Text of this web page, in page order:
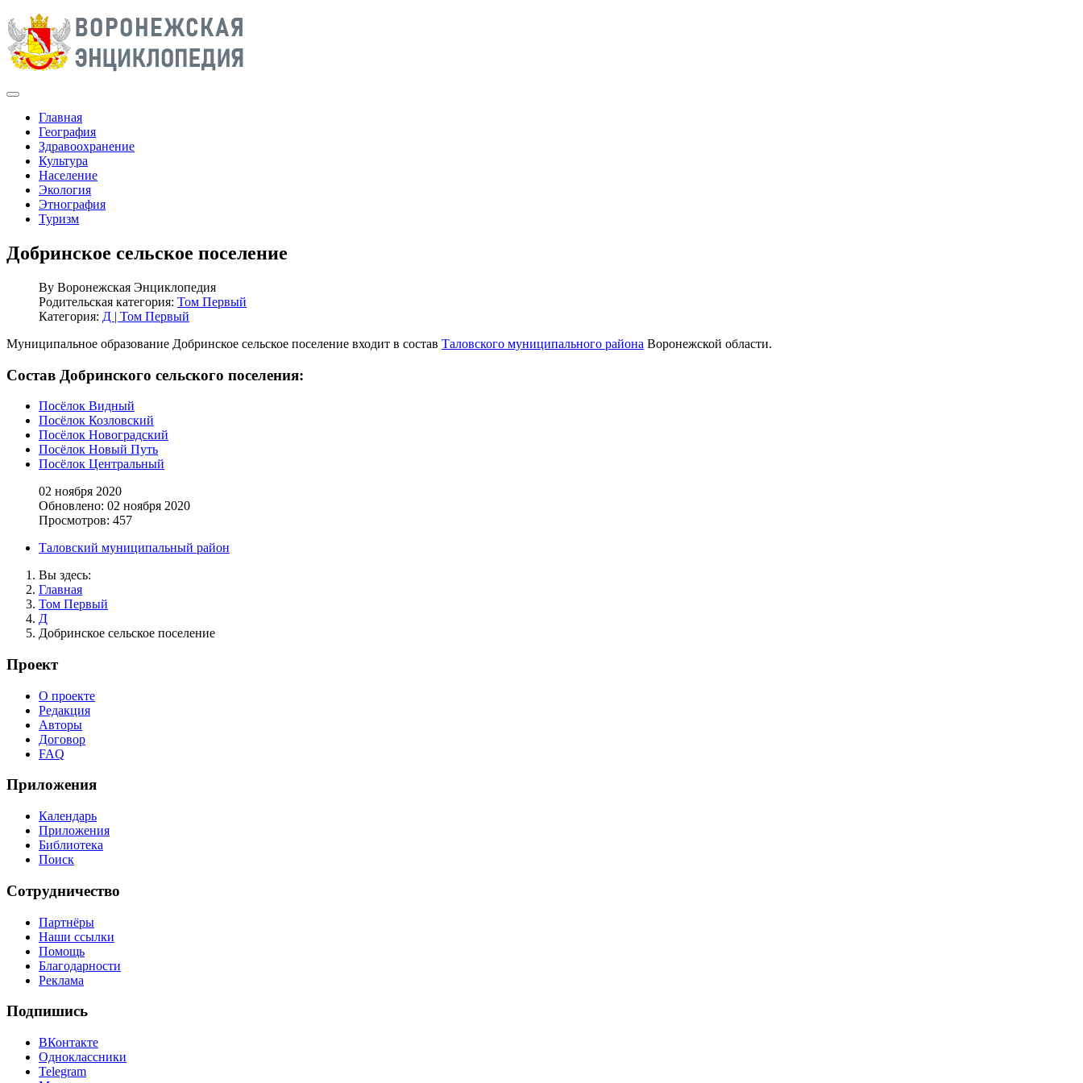
Главная
География
Здравоохранение
Культура
Население
Экология
Этнография
Туризм
Добринское сельское поселение
By Воронежская Энциклопедия
Родительская категория: Том Первый
Категория: Д | Том Первый
Муниципальное образование Добринское сельское поселение входит в состав Таловского муниципального района Воронежской области.
Состав Добринского сельского поселения:
Посёлок Видный
Посёлок Козловский
Посёлок Новоградский
Посёлок Новый Путь
Посёлок Центральный
02 ноября 2020
Обновлено: 02 ноября 2020
Просмотров: 457
Таловский муниципальный район
Вы здесь:
Главная
Том Первый
Д
Добринское сельское поселение
Проект
О проекте
Редакция
Авторы
Договор
FAQ
Приложения
Календарь
Приложения
Библиотека
Поиск
Сотрудничество
Партнёры
Наши ссылки
Помощь
Благодарности
Реклама
Подпишись
ВКонтакте
Одноклассники
Telegram